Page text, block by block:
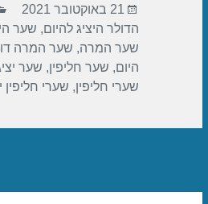
o
o
k
פורסם
בתאריך
21 באוקטובר 2021
הדולר היציג להיום, שער
שער המרה, שער המרה
היום, שער חליפין, שער
שערי חליפין, שערי חליפין